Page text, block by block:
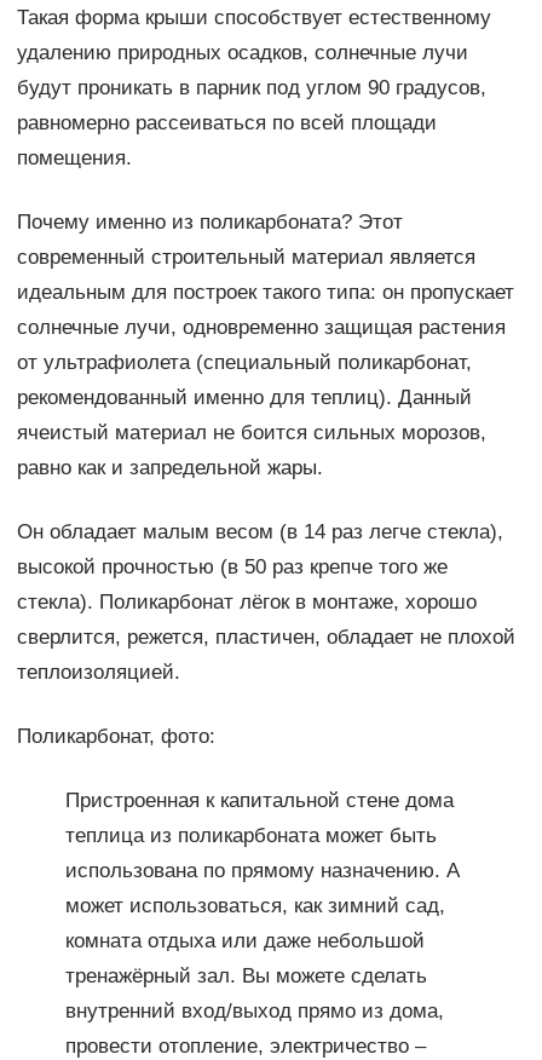
Такая форма крыши способствует естественному
удалению природных осадков, солнечные лучи
будут проникать в парник под углом 90 градусов,
равномерно рассеиваться по всей площади
помещения.
Почему именно из поликарбоната? Этот
современный строительный материал является
идеальным для построек такого типа: он пропускает
солнечные лучи, одновременно защищая растения
от ультрафиолета (специальный поликарбонат,
рекомендованный именно для теплиц). Данный
ячеистый материал не боится сильных морозов,
равно как и запредельной жары.
Он обладает малым весом (в 14 раз легче стекла),
высокой прочностью (в 50 раз крепче того же
стекла). Поликарбонат лёгок в монтаже, хорошо
сверлится, режется, пластичен, обладает не плохой
теплоизоляцией.
Поликарбонат, фото:
Пристроенная к капитальной стене дома
теплица из поликарбоната может быть
использована по прямому назначению. А
может использоваться, как зимний сад,
комната отдыха или даже небольшой
тренажёрный зал. Вы можете сделать
внутренний вход/выход прямо из дома,
провести отопление, электричество –